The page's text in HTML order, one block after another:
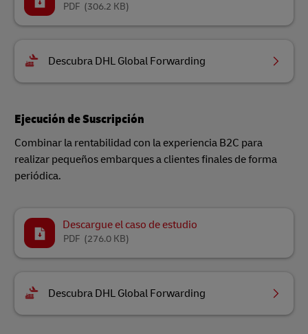
(306.2 KB)
PDF
Descubra DHL Global Forwarding
Ejecución de Suscripción
Combinar la rentabilidad con la experiencia B2C para
realizar pequeños embarques a clientes finales de forma
periódica.
Descargue el caso de estudio
(276.0 KB)
PDF
Descubra DHL Global Forwarding